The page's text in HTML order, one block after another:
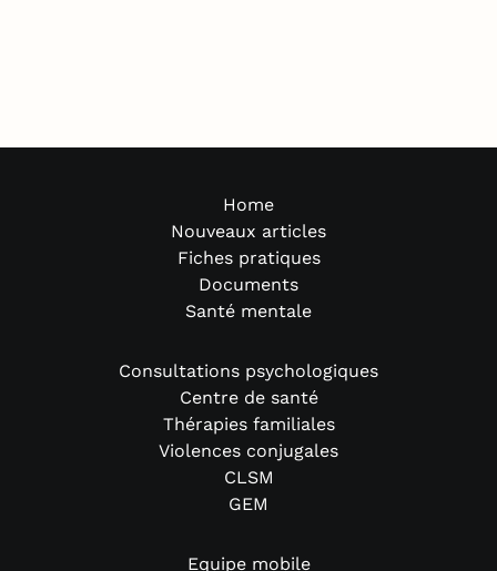
Home
Nouveaux articles
Fiches pratiques
Documents
Santé mentale
Consultations psychologiques
Centre de santé
Thérapies familiales
Violences conjugales
CLSM
GEM
Equipe mobile